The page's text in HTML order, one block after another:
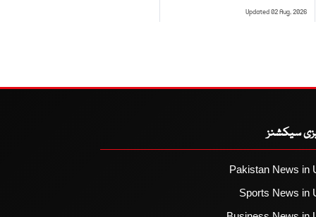
Updated 02 Aug, 2026
سیکشنز
Pakistan News in
Sports News in